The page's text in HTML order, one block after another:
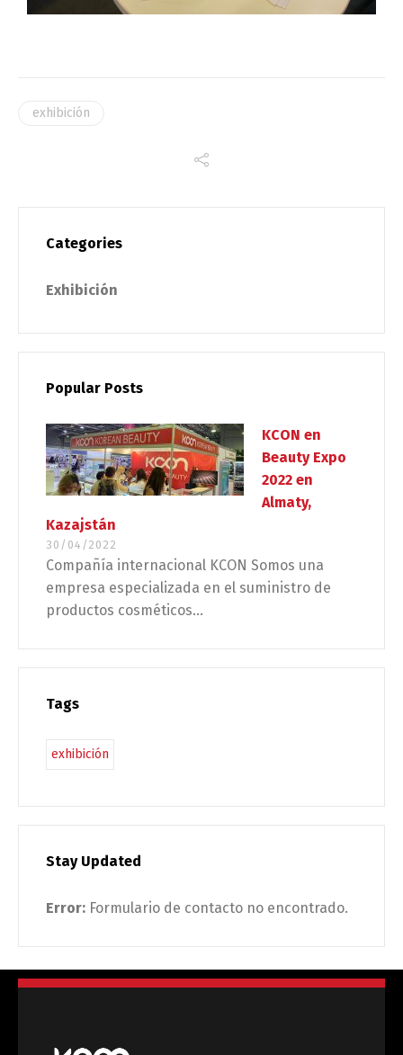
exhibición
Categories
Exhibición
Popular Posts
KCON en
Beauty Expo
2022 en
Almaty,
Kazajstán
30/04/2022
Compañía internacional KCON Somos una
empresa especializada en el suministro de
productos cosméticos...
Tags
exhibición
Stay Updated
Error: Formulario de contacto no encontrado.